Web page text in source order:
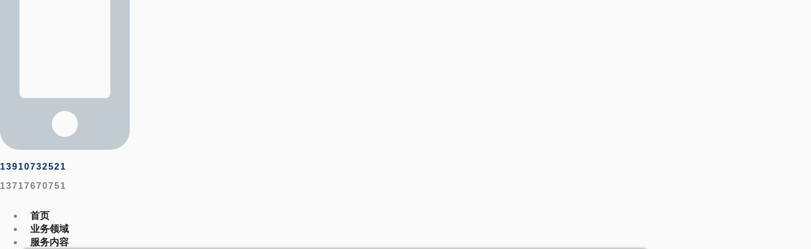
13910732521
13717670751
首页
业务领域
服务内容